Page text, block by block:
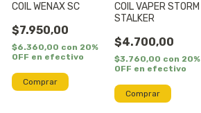
COIL WENAX SC
$7.950,00
$6.360,00 con 20%
OFF en efectivo
Comprar
COIL VAPER STORM
STALKER
$4.700,00
$3.760,00 con 20%
OFF en efectivo
Comprar